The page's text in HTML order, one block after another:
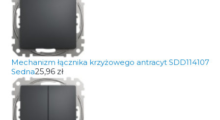
Mechanizm łącznika krzyżowego antracyt SDD114107
Sedna25,96 zł